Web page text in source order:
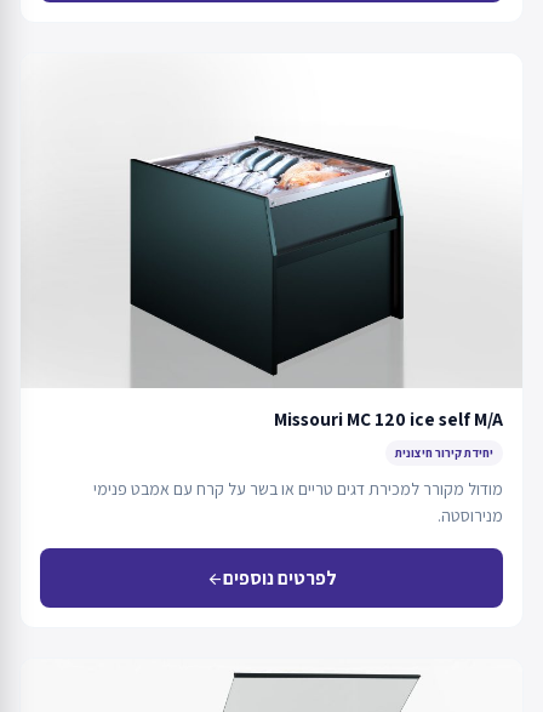
Missouri MC 120 ice self M/A
יחידת קירור חיצונית
מודול מקורר למכירת דגים טריים או בשר על קרח עם אמבט פנימי
מנירוסטה.
לפרטים נוספיםarrow_back